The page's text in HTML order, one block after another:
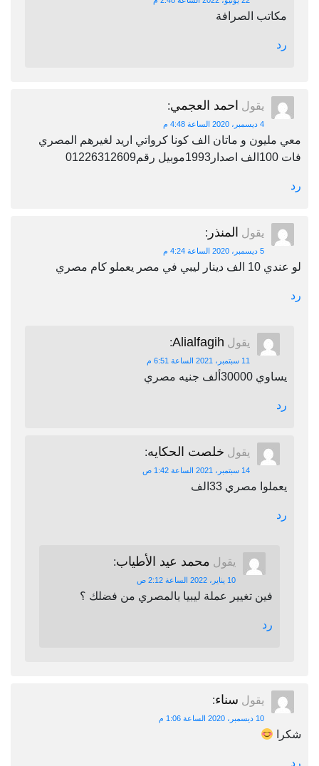
مكاتب الصرافة
رد
يقول احمد العجمي:
4 ديسمبر، 2020 الساعة 4:48 م
معي مليون و ماتان الف كونا كرواتي اريد لغيرهم المصري
فات 100الف اصدار1993موبيل رقم01226312609
رد
يقول المنذر :
5 ديسمبر، 2020 الساعة 4:24 م
لو عندي 10 الف دينار ليبي في مصر يعملو كام مصري
رد
يقول Alialfagih
:
11 سبتمبر، 2021 الساعة 6:51 م
يساوي 30000ألف جنيه مصري
رد
يقول خلصت الحكايه:
14 سبتمبر، 2021 الساعة 1:42 ص
يعملوا مصري 33الف
رد
يقول محمد عيد الأطياب:
10 يناير، 2022 الساعة 2:12 ص
فين تغيير عملة ليبيا بالمصري من فضلك ؟
رد
يقول سناء:
10 ديسمبر، 2020 الساعة 1:06 م
شكرا
رد